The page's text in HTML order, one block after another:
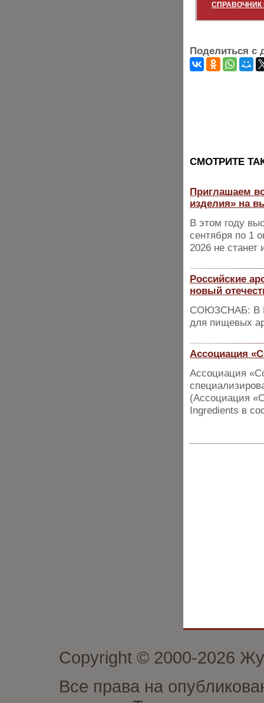
СПРАВОЧНИК
Поделиться с
CМОТРИТЕ
Приглашаем
изделия» на
В этом году
сентября по 1
2026 не
Российские
новый
СОЮЗСНАБ: В
для пищевых
Ассоциация
Ассоциация
(Ассоциация
Ingredients в
Copyright © 2000-2026
Все права на